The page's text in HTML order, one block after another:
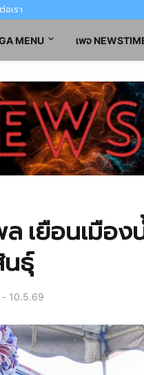
อเรา
MENU เพจ
เยือนเมือ
นธุ์
- 10.5.69